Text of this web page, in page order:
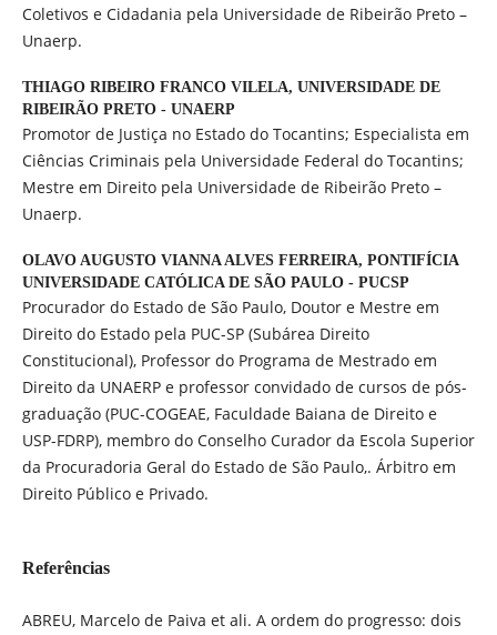
Coletivos e Cidadania pela Universidade de Ribeirão Preto –
Unaerp.
THIAGO RIBEIRO FRANCO VILELA, UNIVERSIDADE DE
RIBEIRÃO PRETO - UNAERP
Promotor de Justiça no Estado do Tocantins; Especialista em
Ciências Criminais pela Universidade Federal do Tocantins;
Mestre em Direito pela Universidade de Ribeirão Preto –
Unaerp.
OLAVO AUGUSTO VIANNA ALVES FERREIRA, PONTIFÍCIA
UNIVERSIDADE CATÓLICA DE SÃO PAULO - PUCSP
Procurador do Estado de São Paulo, Doutor e Mestre em
Direito do Estado pela PUC-SP (Subárea Direito
Constitucional), Professor do Programa de Mestrado em
Direito da UNAERP e professor convidado de cursos de pós-
graduação (PUC-COGEAE, Faculdade Baiana de Direito e
USP-FDRP), membro do Conselho Curador da Escola Superior
da Procuradoria Geral do Estado de São Paulo,. Árbitro em
Direito Público e Privado.
Referências
ABREU, Marcelo de Paiva et ali. A ordem do progresso: dois